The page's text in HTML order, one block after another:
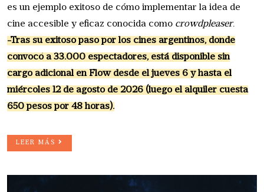
es un ejemplo exitoso de cómo implementar la idea de
cine accesible y eficaz conocida como crowdpleaser.
-Tras su exitoso paso por los cines argentinos, donde
convocó a 33.000 espectadores, está disponible sin
cargo adicional en Flow desde el jueves 6 y hasta el
miércoles 12 de agosto de 2026 (luego el alquiler cuesta
650 pesos por 48 horas).
LEER MÁS